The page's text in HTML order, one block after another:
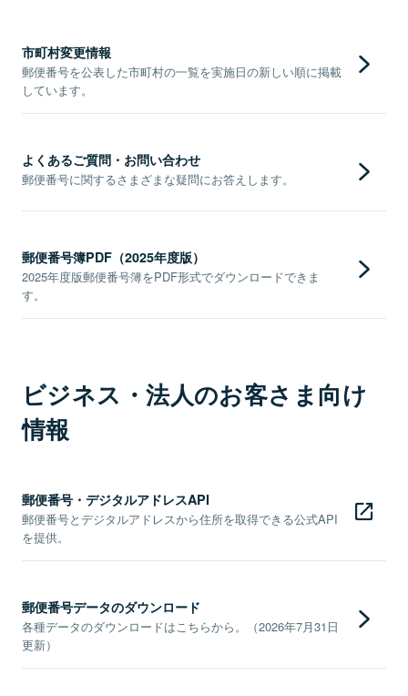
市町村変更情報
郵便番号を公表した市町村の一覧を実施日の新しい順に掲載
しています。
よくあるご質問・お問い合わせ
郵便番号に関するさまざまな疑問にお答えします。
郵便番号簿PDF（2025年度版）
2025年度版郵便番号簿をPDF形式でダウンロードできま
す。
ビジネス・法人のお客さま向け
情報
郵便番号・デジタルアドレスAPI
郵便番号とデジタルアドレスから住所を取得できる公式API
を提供。
郵便番号データのダウンロード
各種データのダウンロードはこちらから。（2026年7月31日
更新）